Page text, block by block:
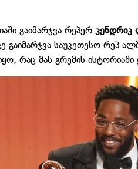
გაიმარჯვა რეპერ კენდრიკ
საუკეთესო რეპ
რაც მას გრემის